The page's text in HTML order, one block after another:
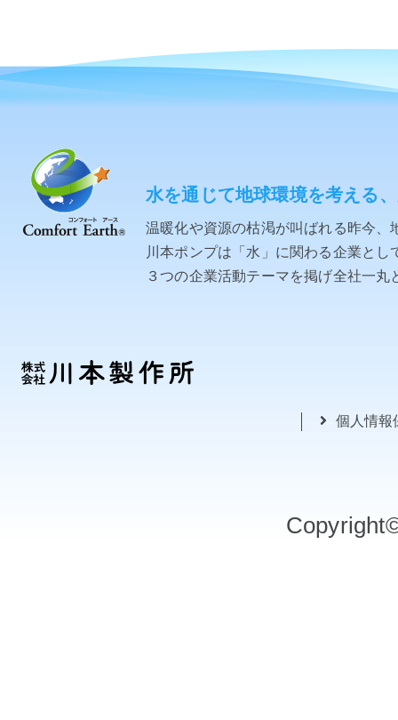
水を通じて地球環境を考える
温暖化や資源の枯渇が叫ばれる昨今
川本ポンプは「水」に関わる企業と
３つの企業活動テーマを掲げ全社一
個人情報